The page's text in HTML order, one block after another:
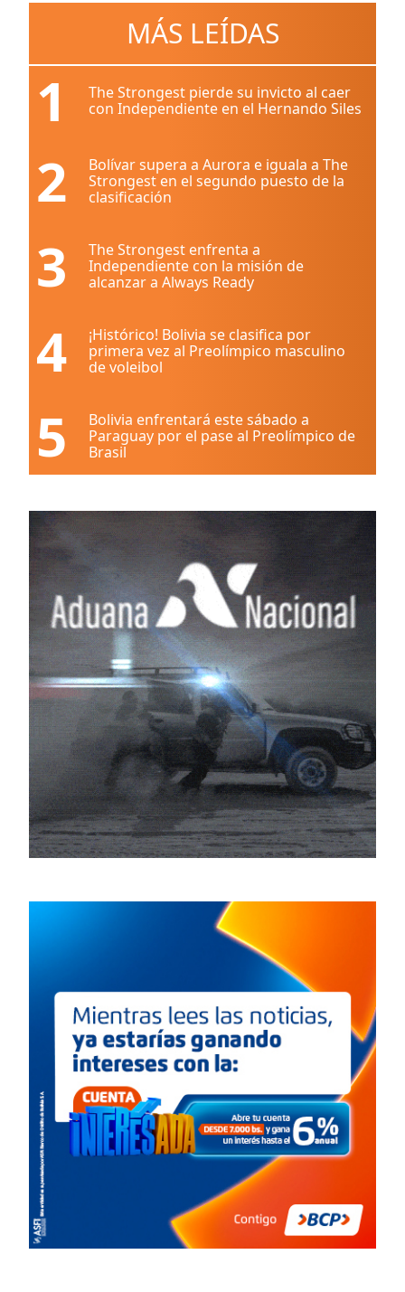
MÁS LEÍDAS
1
The Strongest pierde su invicto al caer
con Independiente en el Hernando Siles
2
Bolívar supera a Aurora e iguala a The
Strongest en el segundo puesto de la
clasificación
3
The Strongest enfrenta a
Independiente con la misión de
alcanzar a Always Ready
4
¡Histórico! Bolivia se clasifica por
primera vez al Preolímpico masculino
de voleibol
5
Bolivia enfrentará este sábado a
Paraguay por el pase al Preolímpico de
Brasil